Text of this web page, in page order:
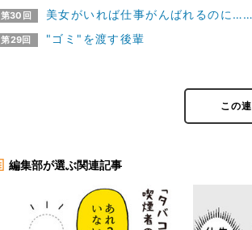
第30回 美女がいれば仕事がんばれるのに……
第29回 "ゴミ"を渡す後輩
この
編集部が選ぶ関連記事